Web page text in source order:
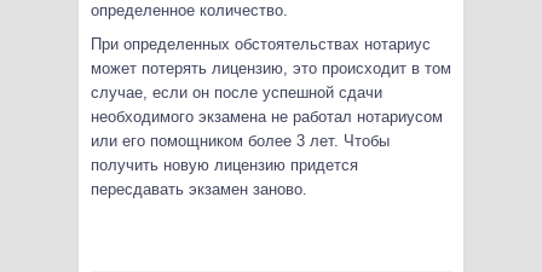
определенное количество.
При определенных обстоятельствах нотариус
может потерять лицензию, это происходит в том
случае, если он после успешной сдачи
необходимого экзамена не работал нотариусом
или его помощником более 3 лет. Чтобы
получить новую лицензию придется
пересдавать экзамен заново.